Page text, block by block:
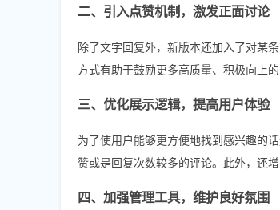
二、引入点赞机制，激发正面讨论
除了文字回复外，新版本还加入了对某条
方式有助于鼓励更多高质量、积极向上
三、优化展示逻辑，提高用户体验
为了使用户能够更方便地找到感兴趣的
赞或是回复次数较多的评论。此外，还
四、加强管理工具，维护良好氛围